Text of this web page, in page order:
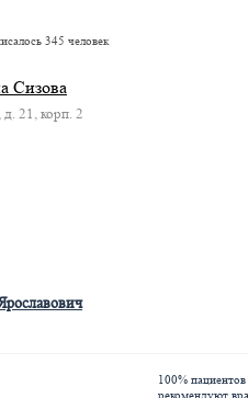
345 человек
Сизова
21, корп. 2
100% пациентов
рекомендуют